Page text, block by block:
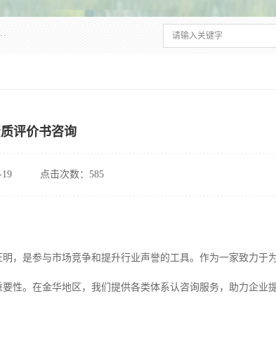
认证、ISO14000认证、ISO14001认证等系列企业认证服务。
评价书咨询
点击次数：585
，是参与市场竞争和提升行业声誉的工具。作为一家致力于
性。在金华地区，我们提供各类体系认咨询服务，助力企业